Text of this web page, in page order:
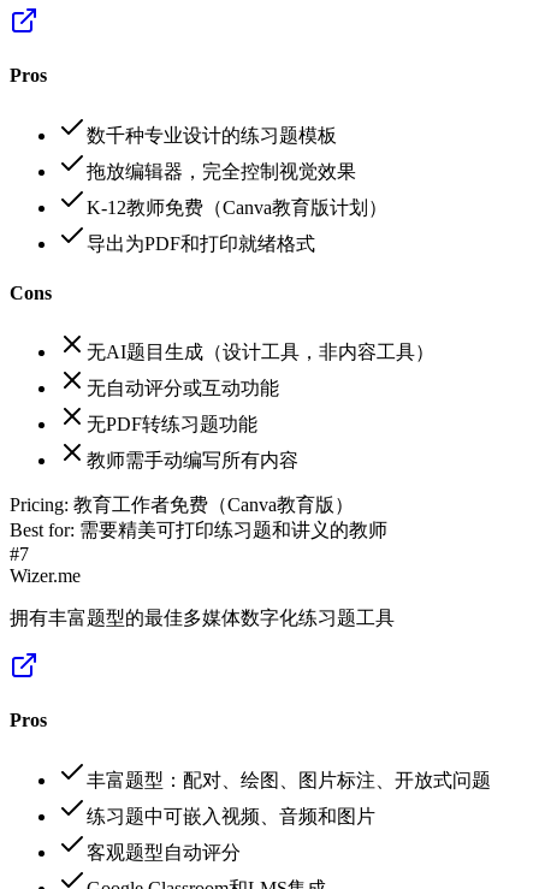
Pros
数千种专业设计的练习题模板
拖放编辑器，完全控制视觉效果
K-12教师免费（Canva教育版计划）
导出为PDF和打印就绪格式
Cons
无AI题目生成（设计工具，非内容工具）
无自动评分或互动功能
无PDF转练习题功能
教师需手动编写所有内容
Pricing: 教育工作者免费（Canva教育版）
Best for: 需要精美可打印练习题和讲义的教师
#7
Wizer.me
拥有丰富题型的最佳多媒体数字化练习题工具
Pros
丰富题型：配对、绘图、图片标注、开放式问题
练习题中可嵌入视频、音频和图片
客观题型自动评分